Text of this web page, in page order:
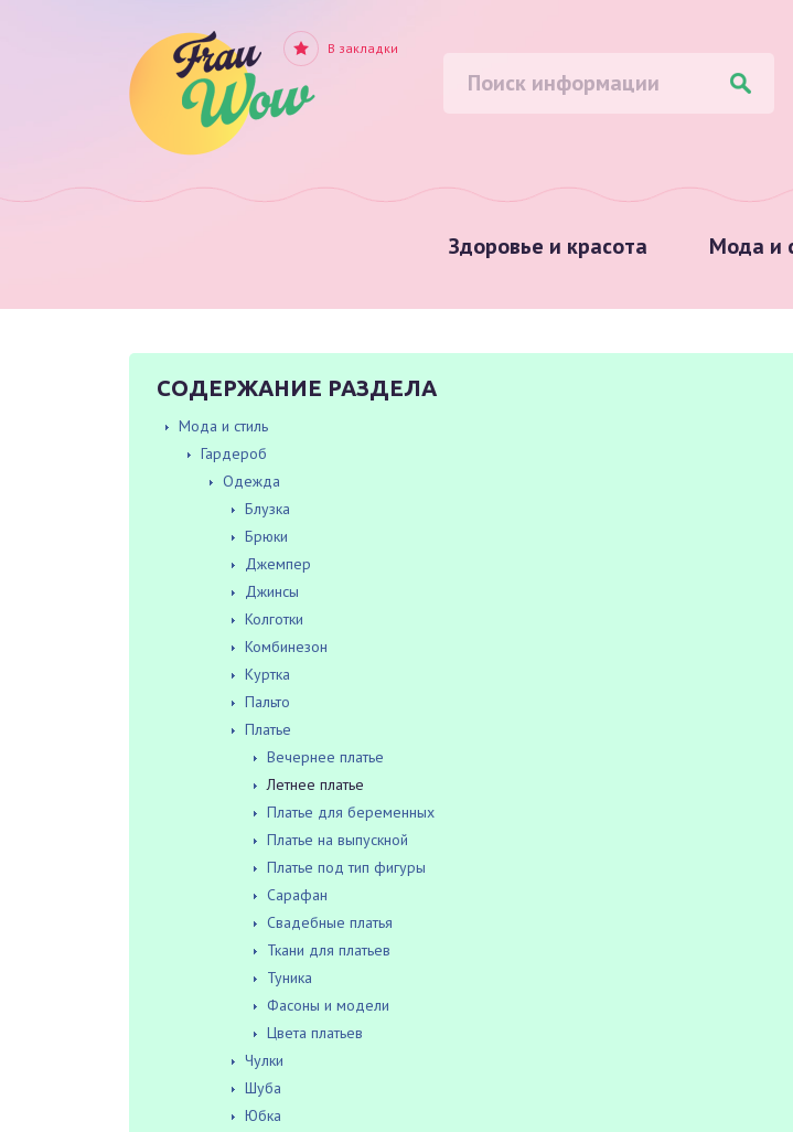
Здоровье и красота Мода и
В закладки
СОДЕРЖАНИЕ РАЗДЕЛА
Мода и стиль
Гардероб
Одежда
Блузка
Брюки
Джемпер
Джинсы
Колготки
Комбинезон
Куртка
Пальто
Платье
Вечернее платье
Летнее платье
Платье для беременных
Платье на выпускной
Платье под тип фигуры
Сарафан
Свадебные платья
Ткани для платьев
Туника
Фасоны и модели
Цвета платьев
Чулки
Шубa
Юбка